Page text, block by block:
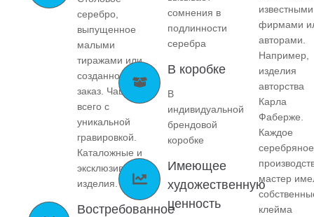
серебро,
выпущенное
малыми
тиражами или
созданное на
заказ. Чаще
всего с
уникальной
гравировкой.
Каталожные и
эксклюзивные
изделия.
Востребованное
сомнения в
подлинности
серебра
В коробке
В
индивидуальной
брендовой
коробке
Имеющее
художественную
ценность
известными
фирмами
авторами.
Например,
изделия
авторства
Карла
Фаберже.
Каждое
серебряное
мастер
клейма